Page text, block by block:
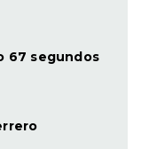
67 segundos